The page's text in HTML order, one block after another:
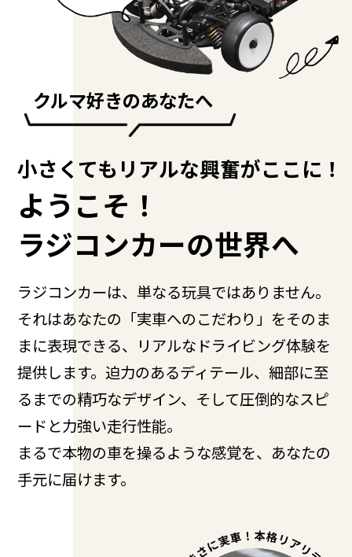
クルマ好きのあなたへ
小さくてもリアルな興奮がここに！
ようこそ！
ラジコンカーの世界へ
ラジコンカーは、単なる玩具ではありません。
それはあなたの「実車へのこだわり」をそのま
まに表現できる、リアルなドライビング体験を
提供します。迫力のあるディテール、細部に至
るまでの精巧なデザイン、そして圧倒的なスピ
ードと力強い走行性能。
まるで本物の車を操るような感覚を、あなたの
手元に届けます。